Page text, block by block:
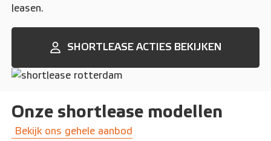
leasen.
SHORTLEASE ACTIES BEKIJKEN
Onze shortlease modellen
Bekijk ons gehele aanbod